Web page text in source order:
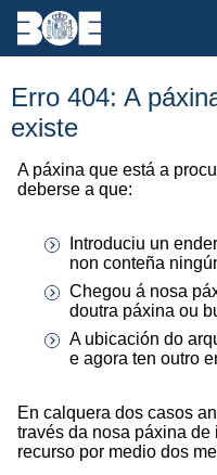
Erro 404: A
existe
A páxina que está a
deberse a que:
Introduciu un
non conteña
Chegou á nosa
doutra páxina ou
A ubicación do
e agora ten outro
En calquera dos casos
través da nosa páxina de
recurso por medio dos